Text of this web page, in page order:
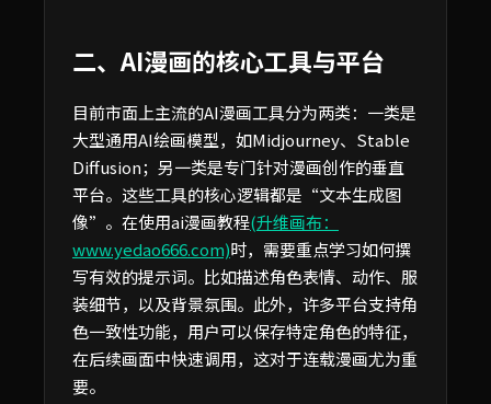
二、AI漫画的核心工具与平台
目前市面上主流的AI漫画工具分为两类：一类是
大型通用AI绘画模型，如Midjourney、Stable
Diffusion；另一类是专门针对漫画创作的垂直
平台。这些工具的核心逻辑都是“文本生成图
像”。在使用ai漫画教程(升维画布：
www.yedao666.com)时，需要重点学习如何撰
写有效的提示词。比如描述角色表情、动作、服
装细节，以及背景氛围。此外，许多平台支持角
色一致性功能，用户可以保存特定角色的特征，
在后续画面中快速调用，这对于连载漫画尤为重
要。